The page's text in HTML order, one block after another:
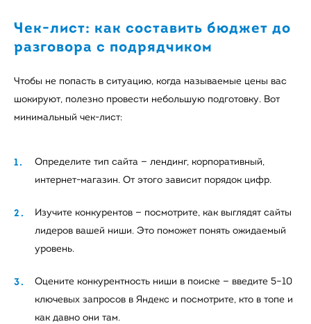
Чек-лист: как составить бюджет до
разговора с подрядчиком
Чтобы не попасть в ситуацию, когда называемые цены вас
шокируют, полезно провести небольшую подготовку. Вот
минимальный чек-лист:
Определите тип сайта — лендинг, корпоративный,
интернет-магазин. От этого зависит порядок цифр.
Изучите конкурентов — посмотрите, как выглядят сайты
лидеров вашей ниши. Это поможет понять ожидаемый
уровень.
Оцените конкурентность ниши в поиске — введите 5–10
ключевых запросов в Яндекс и посмотрите, кто в топе и
как давно они там.